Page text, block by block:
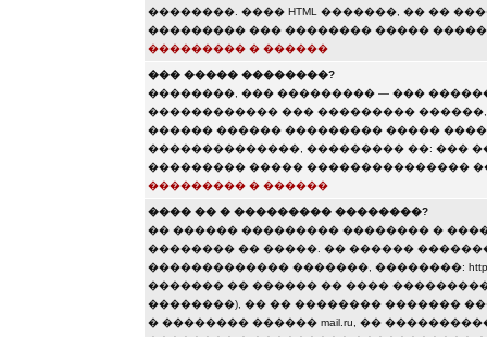
��������. ���� HTML �������, �� ��
��������� ��� �������� �����
��������� � ������
��� ����� ��������?
��������, ��� ��������� — ���
������������ ��� ���������
������ ������ ��������� �����
��������������, ��������� ��: ���
��������� ����� ���������������
��������� � ������
���� �� � ��������� ��������?
�� ������ ��������� �������� �
�������� �� �����. �� ������
������������� �������, ��������: http://
������� �� ������ �� ����
��������), �� �� �������� �������
� �������� ������ mail.ru, ��